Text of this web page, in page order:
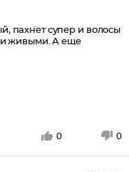
пахнет супер и волосы
и живыми. А еще
0 0